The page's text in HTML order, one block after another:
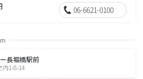
06-6621-0100
長堀橋駅前
1-8-14